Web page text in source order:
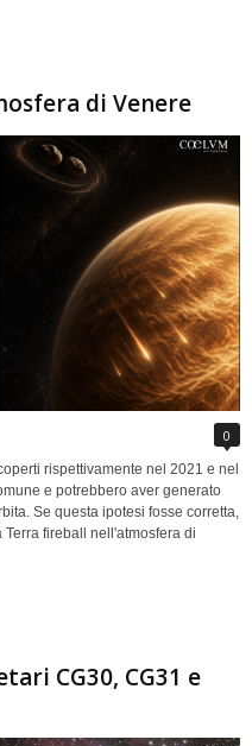
di Venere
0
rispettivamente nel 2021 e nel
e potrebbero aver generato
Se questa ipotesi fosse corretta,
fireball nell'atmosfera di
CG30, CG31 e